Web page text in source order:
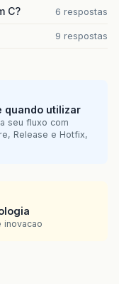
C? 6 respostas
9 respostas
quando utilizar
seu fluxo com
Release e Hotfix,
inovacao